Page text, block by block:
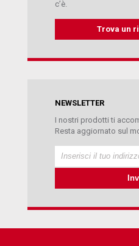
c’è.
Trova un
NEWSLETTER
I nostri prodotti ti
Resta aggiornato sul